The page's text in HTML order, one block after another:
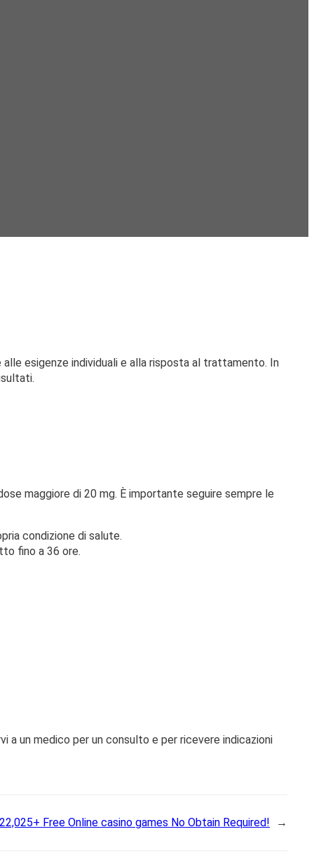
esigenze individuali e alla risposta al trattamento. In
maggiore di 20 mg. È importante seguire sempre le
condizione di salute.
fino a 36 ore.
a un medico per un consulto e per ricevere indicazioni
Free Online casino games No Obtain Required! →